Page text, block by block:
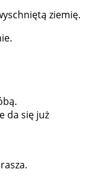
ziemię.
da się już